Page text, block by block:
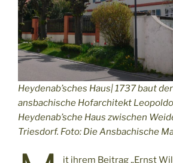
Heydenab’sches Haus| 1737 baut
ansbachische Hofarchitekt
Heydenab’sche Haus zwischen
Triesdorf. Foto: Die Ansbachische
it ihrem Beitrag „Ernst